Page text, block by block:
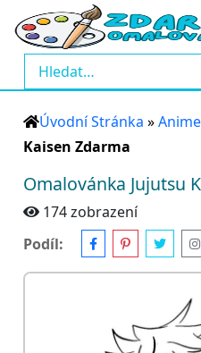
Úvodní Stránka »Anime
Kaisen Zdarma
Omalovánka Jujutsu
174 zobrazení
Podíl: